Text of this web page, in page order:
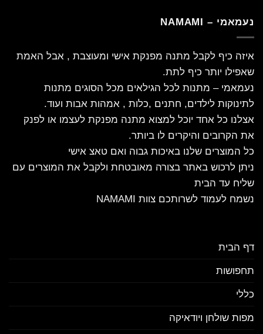
נעמאמי – NAMAMI
איזה כיף לקבל מתנה מפנקת אישי ומעוצבת , אבל האמת
שאפילו יותר כיף לתת.
נעמאמי – מתנות לכל הגילאים מכל הסוגים מתנות
לתינוקות לילדים, חתנים ,כלות , אמהות אבות ועוד.
אצלנו כל אחד יוכל למצוא מתנה מפנקת לעצמו או לפנק
את הקרובים והיקרים לו ביותר.
כל המוצרים שלנו באיכות גבוה ואם טאצ אישי
ניתן לרכוש באתר בצורה מאובטחת ולקבל את המוצרים עם
שליח עד הבית
נשמח לעמוד לשרותכם צוות NAMAMI
דף הבית
תחפושות
כללי
מפות שולחן ויודאיקה